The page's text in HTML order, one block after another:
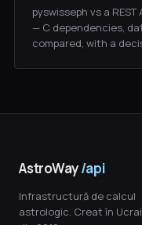
pyswisseph vs a
— C dependencies,
compared, with a
AstroWay/api
Infrastructură de calcul
astrologic. Creat în